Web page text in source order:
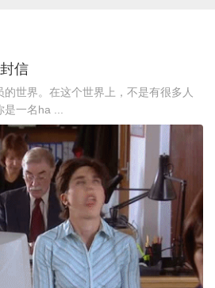
信
世界。在这个世界上，不是有很多人
一名ha ...